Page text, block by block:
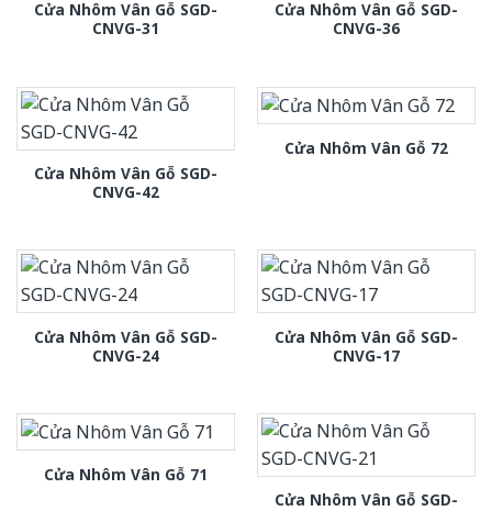
Cửa Nhôm Vân Gỗ SGD-
CNVG-31
Cửa Nhôm Vân Gỗ SGD-
CNVG-36
Cửa Nhôm Vân Gỗ SGD-
CNVG-42
Cửa Nhôm Vân Gỗ 72
Cửa Nhôm Vân Gỗ SGD-
CNVG-24
Cửa Nhôm Vân Gỗ SGD-
CNVG-17
Cửa Nhôm Vân Gỗ 71
Cửa Nhôm Vân Gỗ SGD-